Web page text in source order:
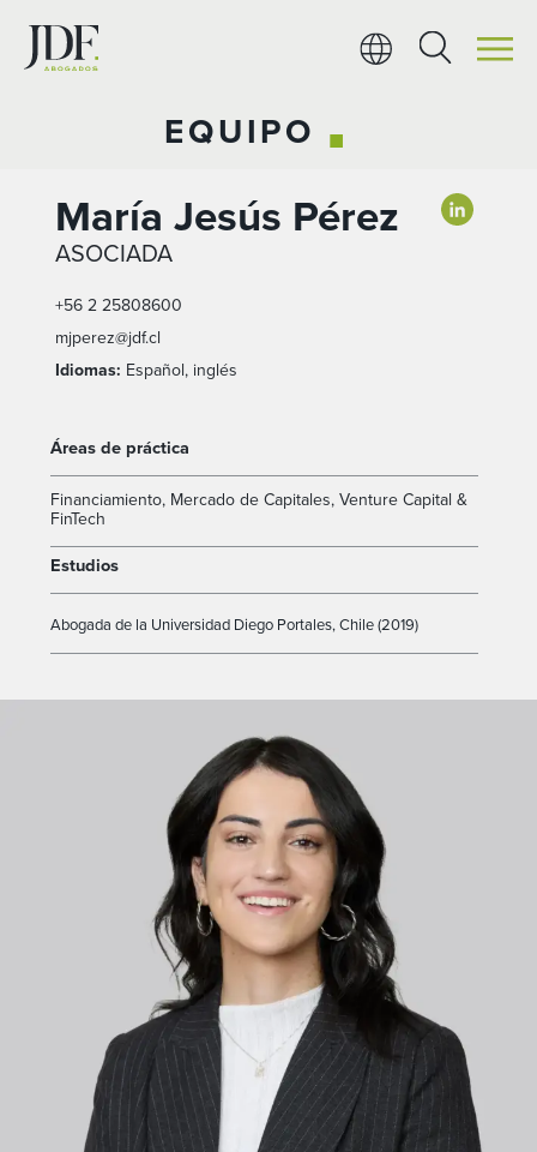
contenido
EQUIPO ■
María Jesús Pérez
ASOCIADA
+56 2 25808600
mjperez@jdf.cl
Idiomas: Español, inglés
Áreas de práctica
Financiamiento, Mercado de Capitales,Venture Capital &
FinTech
Estudios
Abogada de la Universidad Diego Portales, Chile (2019)